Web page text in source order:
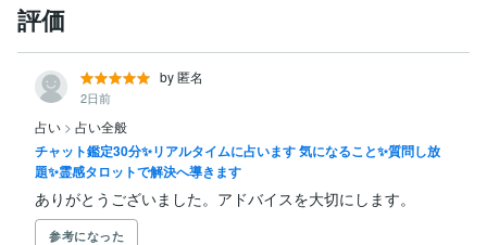
評価
by 匿名
2日前
占い > 占い全般
チャット鑑定30分✨リアルタイムに占います 気になること✨質問し放
題✨霊感タロットで解決へ導きます
ありがとうございました。アドバイスを大切にします。
参考になった